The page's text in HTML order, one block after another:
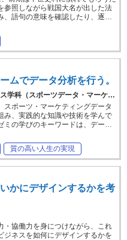
参照しながら戦国大名が出した法
、語句の意味を確認したり、逐…
ムでデータ分析を行う。
学科（スポーツデータ・マーケ…
スポーツ・マーケティングデータ
み、実践的な知識や技術を学んで
ミの学びのキーワードは、デー…
質の高い人生の実現
かにデザインするかを考
・協働力を身につけながら、これ
ジネスを如何にデザインするかを